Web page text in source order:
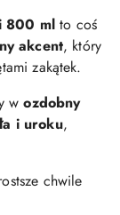
800 ml to coś
akcent, który
zakątek.
wozdobny
i uroku,
chwile